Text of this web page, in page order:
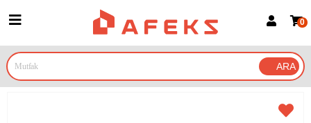
Google İle Bağlan
0